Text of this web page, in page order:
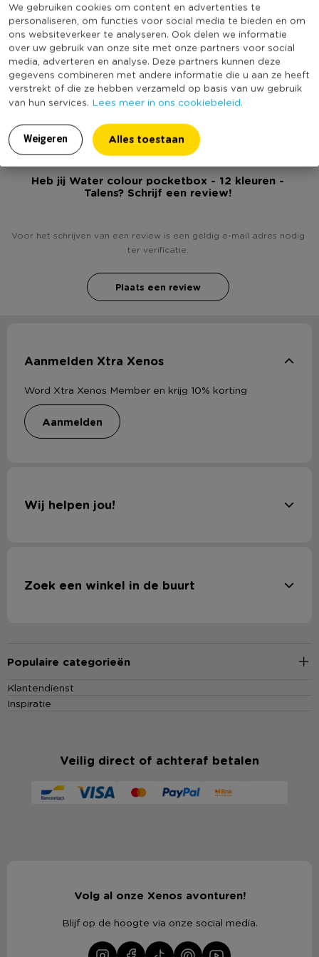
We gebruiken cookies om content en advertenties te
personaliseren, om functies voor social media te bieden en om
ons websiteverkeer te analyseren. Ook delen we informatie
over uw gebruik van onze site met onze partners voor social
media, adverteren en analyse. Deze partners kunnen deze
gegevens combineren met andere informatie die u aan ze heeft
verstrekt of die ze hebben verzameld op basis van uw gebruik
van hun services. Lees meer in ons cookiebeleid.
Weigeren Alles toestaan
* 12 kleuren
* Leverancier: Talens
* Bekijk ook de aquarel tekenblokken
Online Only
Nee
Materiaal
Kunststof
Kleur
Multikleur
Merk
Royal Talens
Duurzaamheidsscore
(Nog) geen score
bekend
Heb jij Water colour pocketbox - 12 kleuren -
Talens? Schrijf een review!
Voor het schrijven van een review is een geldig e-mail adres nodig
ter verificatie.
Plaats een review
Aanmelden Xtra Xenos
Word Xtra Xenos Member en krijg 10% korting
aanmelden
Wij helpen jou!
Zoek een winkel in de buurt
Populaire categorieën
Klantendienst
Inspiratie
Veilig direct of achteraf betalen
Volg al onze Xenos avonturen!
Blijf op de hoogte via onze social media.